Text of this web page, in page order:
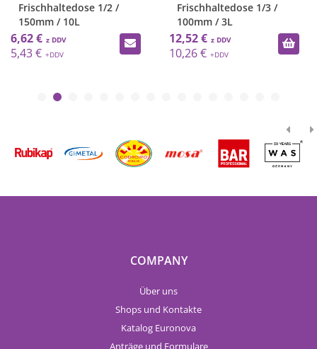
Frischhaltedose 1/2 /
150mm / 10L
6,62 €
5,43 €
Frischhaltedose 1/3 /
100mm / 3L
12,52 €
10,26 €
COMPANY
Über uns
Shops und Kontakte
Katalog Euronova
Anträge und Formulare